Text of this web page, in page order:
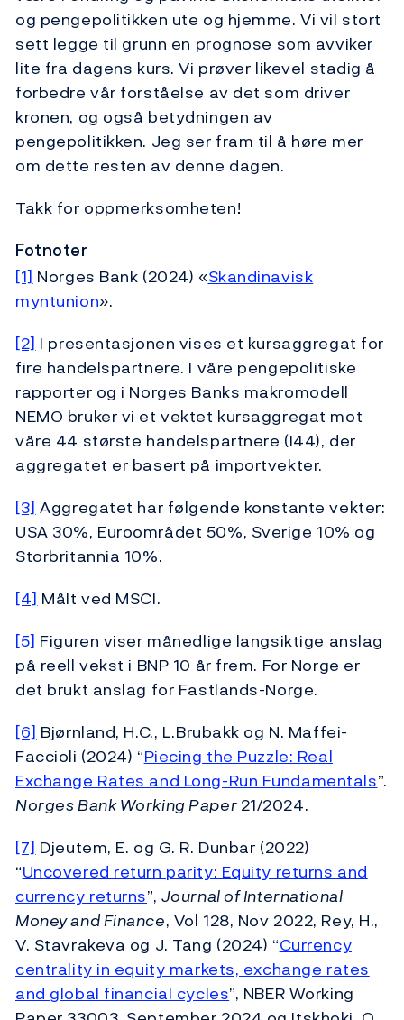
og pengepolitikken ute og hjemme. Vi vil stort
sett legge til grunn en prognose som avviker
lite fra dagens kurs. Vi prøver likevel stadig å
forbedre vår forståelse av det som driver
kronen, og også betydningen av
pengepolitikken. Jeg ser fram til å høre mer
om dette resten av denne dagen.
Takk for oppmerksomheten!
Fotnoter
[1]Norges Bank (2024) «Skandinavisk
myntunion».
[2]I presentasjonen vises et kursaggregat for
fire handelspartnere. I våre pengepolitiske
rapporter og i Norges Banks makromodell
NEMO bruker vi et vektet kursaggregat mot
våre 44 største handelspartnere (I44), der
aggregatet er basert på importvekter.
[3]Aggregatet har følgende konstante vekter:
USA 30%, Euroområdet 50%, Sverige 10% og
Storbritannia 10%.
[4]Målt ved MSCI.
[5]Figuren viser månedlige langsiktige anslag
på reell vekst i BNP 10 år frem. For Norge er
det brukt anslag for Fastlands-Norge.
[6]Bjørnland, H.C., L.Brubakk og N. Maffei-
Faccioli (2024) “Piecing the Puzzle: Real
Exchange Rates and Long-Run Fundamentals”.
Norges Bank Working Paper21/2024.
[7]Djeutem, E. og G. R. Dunbar (2022)
“Uncovered return parity: Equity returns and
currency returns”, Journal of International
Money and Finance, Vol 128, Nov 2022, Rey, H.,
V. Stavrakeva og J. Tang (2024) “Currency
centrality in equity markets, exchange rates
and global financial cycles”, NBER Working